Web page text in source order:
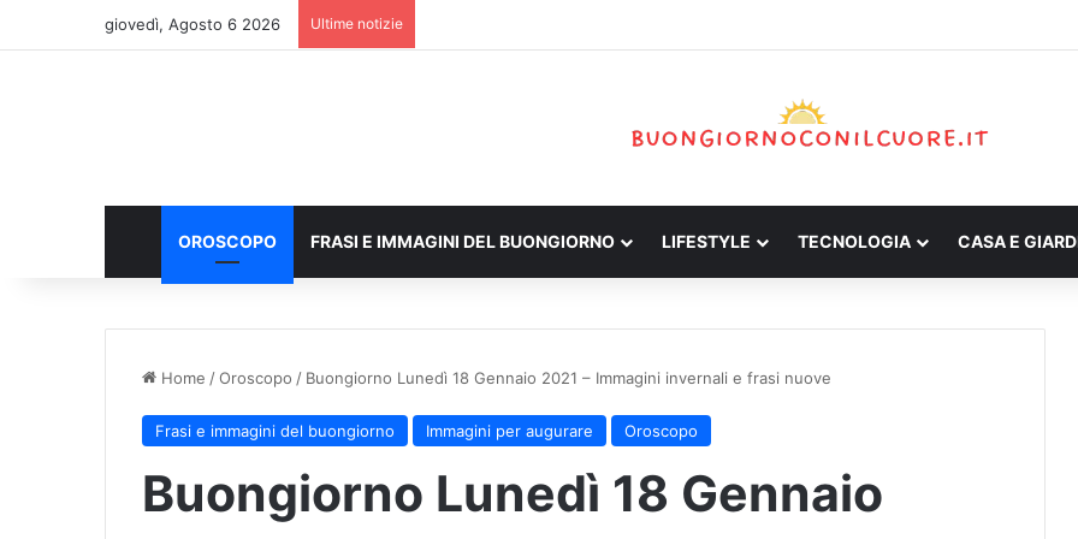
giovedì, Agosto 6 2026 Ultime notizie
OROSCOPO FRASI E IMMAGINI DEL BUONGIORNO LIFESTYLE TECNOLOGIA CASA E
Home /Oroscopo / Buongiorno Lunedì 18 Gennaio 2021 – Immagini invernali e frasi nuove
Frasi e immagini del buongiorno Immagini per augurare Oroscopo
Buongiorno Lunedì 18 Gennaio